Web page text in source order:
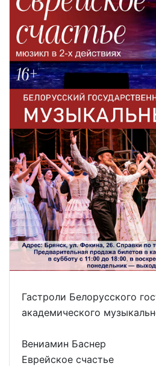
Гастроли Белорусского
академического
Вениамин Баснер
Еврейское счастье